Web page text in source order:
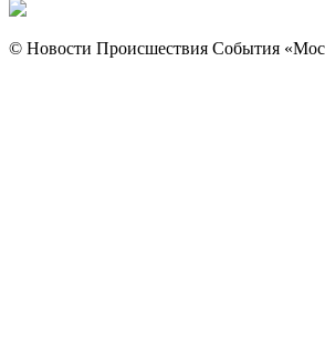
© Новости Происшествия События